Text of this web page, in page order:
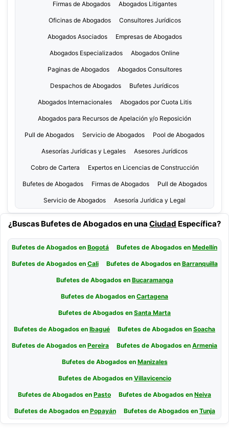
Firmas de Abogados Abogados Litigantes
Oficinas de Abogados Consultores Jurídicos
Abogados Asociados Empresas de Abogados
Abogados Especializados Abogados Online
Paginas de Abogados Abogados Consultores
Despachos de Abogados Bufetes Jurídicos
Abogados Internacionales Abogados por Cuota Litis
Abogados para Recursos de Apelación y/o Reposición
Pull de Abogados Servicio de Abogados Pool de Abogados
Asesorías Jurídicas y Legales Asesores Jurídicos
Cobro de Cartera Expertos en Licencias de Construcción
Bufetes de Abogados Firmas de Abogados Pull de Abogados
Servicio de Abogados Asesoría Jurídica y Legal
¿Buscas Bufetes de Abogados en una Ciudad Específica?
Bufetes de Abogados en Bogotá Bufetes de Abogados en Medellín
Bufetes de Abogados en Cali Bufetes de Abogados en Barranquilla
Bufetes de Abogados en Bucaramanga
Bufetes de Abogados en Cartagena
Bufetes de Abogados en Santa Marta
Bufetes de Abogados en Ibagué Bufetes de Abogados en Soacha
Bufetes de Abogados en Pereira Bufetes de Abogados en Armenia
Bufetes de Abogados en Manizales
Bufetes de Abogados en Villavicencio
Bufetes de Abogados en Pasto Bufetes de Abogados en Neiva
Bufetes de Abogados en Popayán Bufetes de Abogados en Tunja